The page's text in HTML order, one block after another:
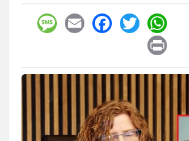
מצגר ושות', חברת עורכי דין
נדל"ן / עסקים
הוצאה לפועל
עורך דין תמיר אלטיט
פלילי תעבורה
0545577862
WhatsApp
Twitter
Facebook
Email